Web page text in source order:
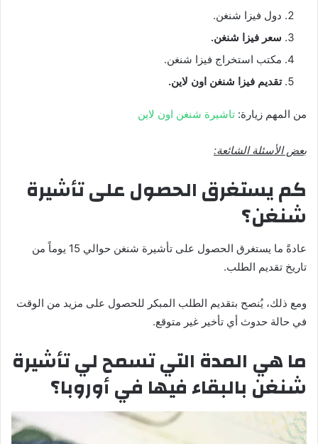
دول فيزا شنغن.
سعر فيزا شنغن.
مكتب استخراج فيزا شنغن.
تقديم فيزا شنغن اون لاين.
من المهم زيارة: تاشيرة شنغن اون لاين
بعض الأسئلة الشائعة:
كم يستغرق الحصول على تأشيرة
شنغن؟
عادةً ما يستغرق الحصول على تأشيرة شنغن حوالي 15 يوماً من
تاريخ تقديم الطلب.
ومع ذلك، يُنصح بتقديم الطلب المبكر للحصول على مزيد من الوقت
في حالة حدوث أي تأخير غير متوقع.
ما هي المدة التي تسمح لي تأشيرة
شنغن بالبقاء فيها في أوروبا؟